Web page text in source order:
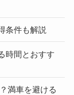
条件も解説
時間とおすす
満車を避ける